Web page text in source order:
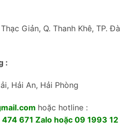
Giản, Q. Thanh Khê, TP. Đà
:
Hải An, Hải Phòng
hoặc hotline :
671 Zalo hoặc 09 1993 12